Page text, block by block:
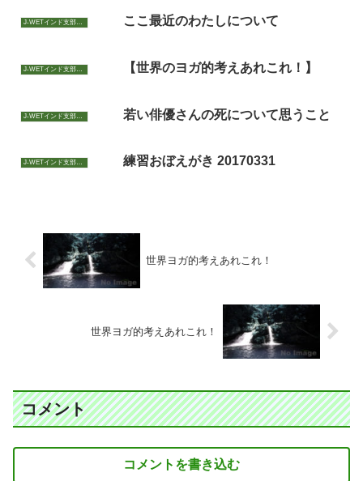
J-WETインド支部～ヨガのこころ～ ここ最近のわたしについて
J-WETインド支部～ヨガのこころ～ 【世界のヨガ的考えあれこれ！】
J-WETインド支部～ヨガのこころ～ 若い俳優さんの死について思うこと
J-WETインド支部～ヨガのこころ～ 練習おぼえがき 20170331
世界ヨガ的考えあれこれ！
世界ヨガ的考えあれこれ！
コメント
コメントを書き込む